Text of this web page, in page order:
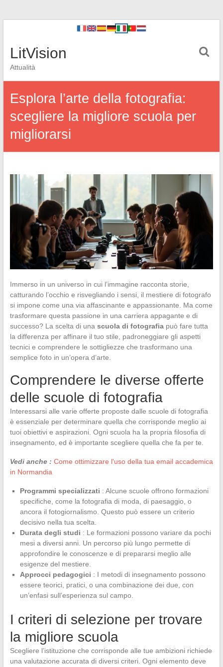
LitVision
Attualità
Esplora l’arte della fotografia:
scegliere la migliore scuola per
migliorarsi
Immerso in un universo in cui l’immagine racconta storie,
catturando l’occhio e risvegliando i sensi, il mestiere di fotografo
si impone come una via affascinante e appassionante. Ma come
trasformare questa passione in una carriera appagante e di
successo? La scelta di una scuola di fotografiapuò fare tutta
la differenza per affinare il tuo stile, padroneggiare gli aspetti
tecnici e comprendere le sottigliezze che trasformano una
semplice foto in un’opera d’arte.
Comprendere le diverse offerte
delle scuole di fotografia
Interessarsi alle varie offerte proposte dalle scuole di fotografia
è essenziale per determinare quella che corrisponde meglio ai
tuoi obiettivi e aspirazioni. Ogni scuola ha la propria filosofia di
insegnamento, ed è importante scegliere quella che fa per te.
Vedi anche : Come ottimizzare l'uso della tua email accademica
in Normandia
Programmi specializzati : Alcune scuole offrono formazioni
specifiche, come la fotografia di moda, di paesaggio, o
ancora il fotogiornalismo. Questo può essere un criterio
decisivo nella tua scelta.
Durata degli studi : Le formazioni possono variare da pochi
mesi a diversi anni. Un percorso più lungo permette di
approfondire le conoscenze e di prepararsi meglio alle
esigenze del mestiere.
Approcci pedagogici : I metodi di insegnamento possono
essere teorici, pratici, o una combinazione dei due, con
un’enfasi sull’esperienza sul campo.
I criteri di selezione per trovare
la migliore scuola
Scegliere l’istituzione che corrisponde alle tue ambizioni richiede
una valutazione accurata di diversi criteri. Ogni elemento deve